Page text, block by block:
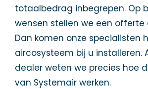
totaalbedrag inbegrepen. Op
wensen stellen we een offerte
Dan komen onze specialisten
aircosysteem bij u installeren.
dealer weten we precies hoe
van Systemair werken.